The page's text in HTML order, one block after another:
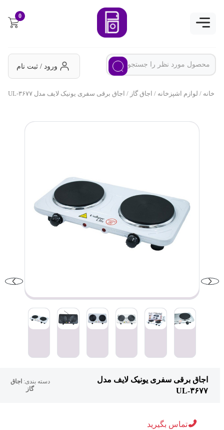
0
ورود / ثبت نام
خانه/ لوازم اشپزخانه/ اجاق گاز/ اجاق برقی سفری یونیک لایف مدل UL-۳۶۷۷
اجاق برقی سفری یونیک لایف مدل
UL-۳۶۷۷
دسته بندی:اجاق
گاز
تماس بگیرید